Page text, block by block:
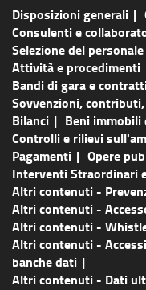
Disposizioni generali
Consulenti e
Selezione del personale
Attività e procedimenti
Bandi di gara e
Sovvenzioni,
Bilanci
Beni
Controlli e rilievi
Pagamenti
Opere
Interventi Straordinari
Altri contenuti -
Altri contenuti -
Altri contenuti -
Altri contenuti -
banche dati
Altri contenuti - Dati